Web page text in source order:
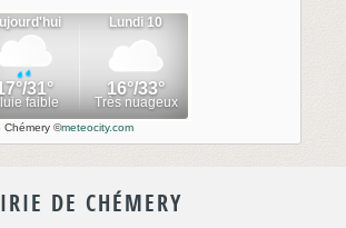
Chémery ©meteocity.com
DE CHÉMERY